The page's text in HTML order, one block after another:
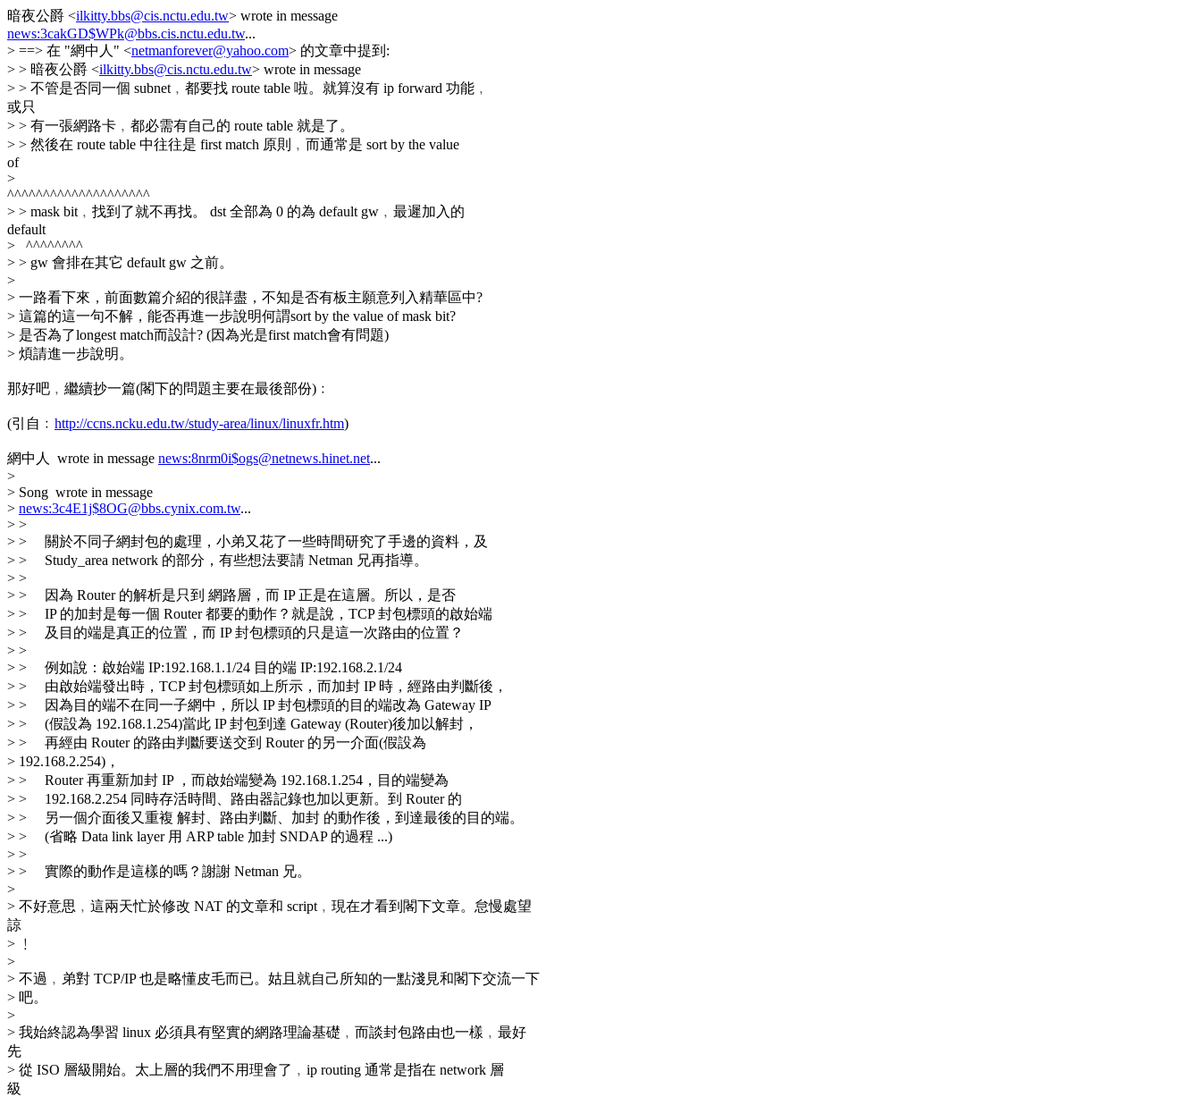
暗夜公爵 <ilkitty.bbs@cis.nctu.edu.tw> wrote in message
news:3cakGD$WPk@bbs.cis.nctu.edu.tw...
> ==> 在 "網中人" <netmanforever@yahoo.com> 的文章中提到:
> > 暗夜公爵 <ilkitty.bbs@cis.nctu.edu.tw> wrote in message
> > 不管是否同一個 subnet﹐都要找 route table 啦。就算沒有 ip forward 功能﹐
或只
> > 有一張網路卡﹐都必需有自己的 route table 就是了。
> > 然後在 route table 中往往是 first match 原則﹐而通常是 sort by the value
of
>
^^^^^^^^^^^^^^^^^^^^
> > mask bit﹐找到了就不再找。 dst 全部為 0 的為 default gw﹐最遲加入的
default
> ^^^^^^^^
> > gw 會排在其它 default gw 之前。
>
> 一路看下來，前面數篇介紹的很詳盡，不知是否有板主願意列入精華區中?
> 這篇的這一句不解，能否再進一步說明何謂sort by the value of mask bit?
> 是否為了longest match而設計? (因為光是first match會有問題)
> 煩請進一步說明。
那好吧﹐繼續抄一篇(閣下的問題主要在最後部份)﹕
(引自﹕ http://ccns.ncku.edu.tw/study-area/linux/linuxfr.htm)
網中人 wrote in message news:8nrm0i$ogs@netnews.hinet.net...
>
> Song wrote in message
> news:3c4E1j$8OG@bbs.cynix.com.tw...
> >
> > 關於不同子網封包的處理，小弟又花了一些時間研究了手邊的資料，及
> > Study_area network 的部分，有些想法要請 Netman 兄再指導。
> >
> > 因為 Router 的解析是只到 網路層，而 IP 正是在這層。所以，是否
> > IP 的加封是每一個 Router 都要的動作？就是說，TCP 封包標頭的啟始端
> > 及目的端是真正的位置，而 IP 封包標頭的只是這一次路由的位置？
> >
> > 例如說：啟始端 IP:192.168.1.1/24 目的端 IP:192.168.2.1/24
> > 由啟始端發出時，TCP 封包標頭如上所示，而加封 IP 時，經路由判斷後，
> > 因為目的端不在同一子網中，所以 IP 封包標頭的目的端改為 Gateway IP
> > (假設為 192.168.1.254)當此 IP 封包到達 Gateway (Router)後加以解封，
> > 再經由 Router 的路由判斷要送交到 Router 的另一介面(假設為
> 192.168.2.254)，
> > Router 再重新加封 IP ，而啟始端變為 192.168.1.254，目的端變為
> > 192.168.2.254 同時存活時間、路由器記錄也加以更新。到 Router 的
> > 另一個介面後又重複 解封、路由判斷、加封 的動作後，到達最後的目的端。
> > (省略 Data link layer 用 ARP table 加封 SNDAP 的過程 ...)
> >
> > 實際的動作是這樣的嗎？謝謝 Netman 兄。
>
> 不好意思﹐這兩天忙於修改 NAT 的文章和 script﹐現在才看到閣下文章。怠慢處望
諒
> ﹗
>
> 不過﹐弟對 TCP/IP 也是略懂皮毛而已。姑且就自己所知的一點淺見和閣下交流一下
> 吧。
>
> 我始終認為學習 linux 必須具有堅實的網路理論基礎﹐而談封包路由也一樣﹐最好
先
> 從 ISO 層級開始。太上層的我們不用理會了﹐ip routing 通常是指在 network 層
級